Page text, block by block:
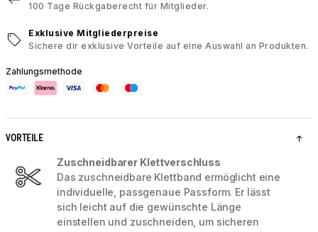
100 Tage Rückgaberecht für Mitglieder.
Exklusive Mitgliederpreise
Sichere dir exklusive Vorteile auf eine Auswahl an Produkten.
Zahlungsmethode
VORTEILE
Zuschneidbarer Klettverschluss
Das zuschneidbare Klettband ermöglicht eine
individuelle, passgenaue Passform. Er lässt
sich leicht auf die gewünschte Länge
einstellen und zuschneiden, um sicheren